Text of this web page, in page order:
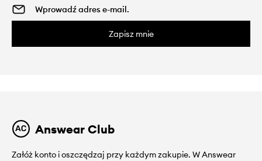
Zapisz mnie
Answear Club
Załóż konto i oszczędzaj przy każdym zakupie. W Answear